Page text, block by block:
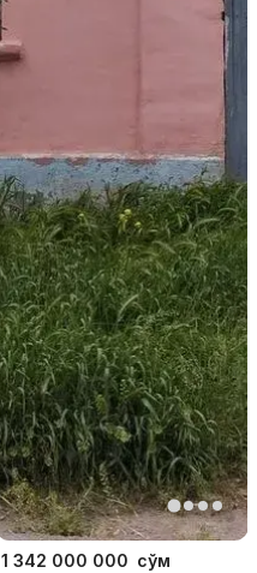
1 342 000 000 сўм